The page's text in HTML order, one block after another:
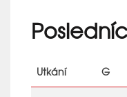
Utkání G